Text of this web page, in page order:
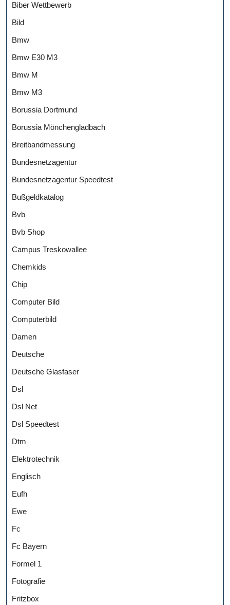
Biber Wettbewerb
Bild
Bmw
Bmw E30 M3
Bmw M
Bmw M3
Borussia Dortmund
Borussia Mönchengladbach
Breitbandmessung
Bundesnetzagentur
Bundesnetzagentur Speedtest
Bußgeldkatalog
Bvb
Bvb Shop
Campus Treskowallee
Chemkids
Chip
Computer Bild
Computerbild
Damen
Deutsche
Deutsche Glasfaser
Dsl
Dsl Net
Dsl Speedtest
Dtm
Elektrotechnik
Englisch
Eufh
Ewe
Fc
Fc Bayern
Formel 1
Fotografie
Fritzbox